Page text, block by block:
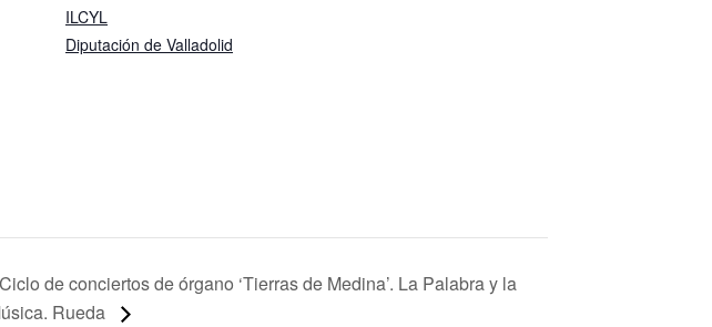
ILCYL
Diputación de Valladolid
Ciclo de conciertos de órgano ‘Tierras de Medina’. La Palabra y la
Rueda